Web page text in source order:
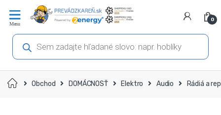
navigáciu
obsah
0
Products
search
Domov Obchod DOMÁCNOSŤ Elektro Audio Rádiá a